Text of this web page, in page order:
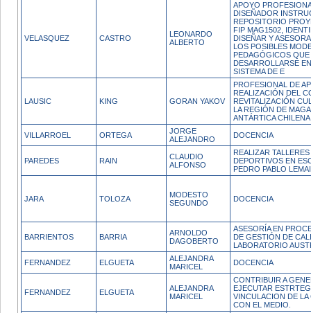
VELASQUEZ CASTRO
LEONARDO
ALBERTO
APOYO
DISEÑADOR
REPOSITORIO
FIP MAG1502,
DISEÑAR Y
LOS POSIBLES
PEDAGÓGICOS
DESARROLLARSE
SISTEMA DE E
LAUSIC KING GORAN YAKOV
PROFESIONAL DE
REALIZACIÓN DEL
REVITALIZACIÓN
LA REGIÓN DE
ANTÁRTICA
VILLARROEL ORTEGA
JORGE
ALEJANDRO
DOCENCIA
PAREDES RAIN
CLAUDIO
ALFONSO
REALIZAR TALLERES
DEPORTIVOS EN
PEDRO PABLO
JARA TOLOZA
MODESTO
SEGUNDO
DOCENCIA
BARRIENTOS BARRIA
ARNOLDO
DAGOBERTO
ASESORÍA EN
DE GESTIÓN DE
LABORATORIO
FERNANDEZ ELGUETA
ALEJANDRA
MARICEL
DOCENCIA
FERNANDEZ ELGUETA
ALEJANDRA
MARICEL
CONTRIBUIR A
EJECUTAR
VINCULACION DE LA
CON EL MEDIO.